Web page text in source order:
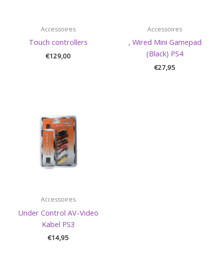
Accessoires
Touch controllers
€129,00
Accessoires
, Wired Mini Gamepad
(Black) PS4
€27,95
Accessoires
Under Control AV-Video
Kabel PS3
€14,95